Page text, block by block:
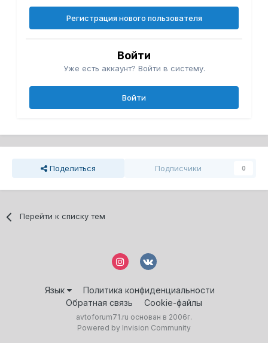
Регистрация нового пользователя
Войти
Уже есть аккаунт? Войти в систему.
Войти
Поделиться Подписчики 0
Перейти к списку тем
Язык
Политика конфиденциальности
Обратная связь
Cookie-файлы
avtoforum71.ru основан в 2006г.
Powered by Invision Community